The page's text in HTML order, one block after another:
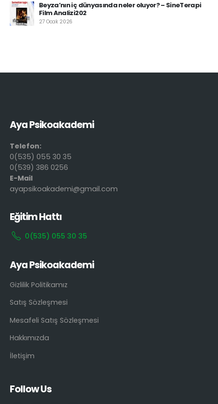
Beyza’nın iç dünyasında neler oluyor? – SineTerapi
Film Analizi202
27 Ocak 2026
Aya Psikoakademi
Telefon:
0(535) 055 30 35
0(539) 386 0256
E-Mail
ayapsikoakademi@gmail.com
Eğitim Hattı
0(535) 055 30 35
Aya Psikoakademi
Gizlilik Politikamız
Satış Sözleşmesi
Mesafeli Satış Sözleşmesi
Hakkımızda
İletişim
Follow Us